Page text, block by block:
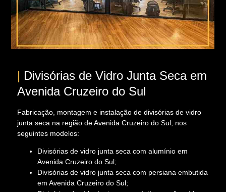
| Divisórias de Vidro Junta Seca em
Avenida Cruzeiro do Sul
Fabricação, montagem e instalação de divisórias de vidro
junta seca na região de Avenida Cruzeiro do Sul, nos
seguintes modelos:
Divisórias de vidro junta seca com alumínio em
Avenida Cruzeiro do Sul;
Divisórias de vidro junta seca com persiana embutida
em Avenida Cruzeiro do Sul;